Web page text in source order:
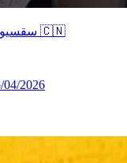
whereisemma09 - سقسيوني على الزواج في الصين 🇨🇳